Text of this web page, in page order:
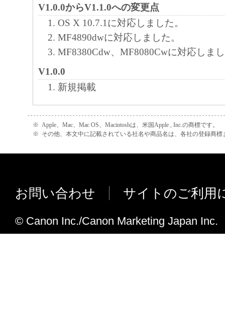
(2) お客様は、「本ソフトウェア」の全部
正、改変、逆コンパイル、逆アセンブル、
エンジニアリング等することはできません
このような行為をさせてはなりません。
３．帰属
「本ソフトウェア」に係る権原および所有
によりキヤノンまたはキヤノンのライセン
す。
お客様は、「本ソフトウェア」に含まれる
しくは削除してはなりません。
(1) 「本ソフトウェア」は、『現状のまま
V1.0.0からV1.1.0への変更点
OS X 10.7.1に対応しました。
MF4890dwに対応しました。
MF8380Cdw、MF8080Cwに対応しま
V1.0.0
新規掲載
※ Apple、Mac、Mac OS、Macintoshは、米国Apple , Inc.の商標です。
※ その他、本文中に記載されている社名や商品名は、各社の登録商標
お問い合わせ サイトのご利用
© Canon Inc./Canon Marketing Japan Inc.